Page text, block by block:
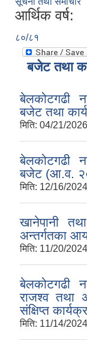
आर्थिक वर्ष:
८०/८१
बजेट तथा
बेलकोटगढी
बजेट तथा
मिति: 04/21/
बेलकोटगढी
बजेट (आ.व.
मिति: 12/16/
खानेपानी
अन्तर्गतका
मिति: 11/20/
बेलकोटगढी
राजश्व तथा
संक्षिप्त
मिति: 11/14/